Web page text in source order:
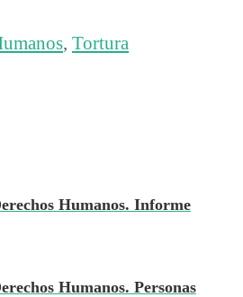
, Tortura
Humanos. Informe
Humanos. Personas